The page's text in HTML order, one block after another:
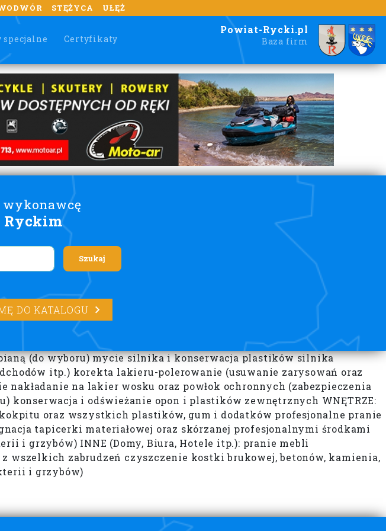
STĘŻYCA UŁĘŻ
specjalne Certyfikaty
Powiat-Rycki.pl
Baza firm
Ryckim
DO KATALOGU
(do wyboru) mycie silnika i konserwacja plastików silnika
itp.) korekta lakieru-polerowanie (usuwanie zarysowań oraz
na lakier wosku oraz powłok ochronnych (zabezpieczenia
i odświeżanie opon i plastików zewnętrznych WNĘTRZE:
oraz wszystkich plastików, gum i dodatków profesjonalne pranie
tapicerki materiałowej oraz skórzanej profesjonalnymi środkami
i grzybów) INNE (Domy, Biura, Hotele itp.): pranie mebli
zabrudzeń czyszczenie kostki brukowej, betonów, kamienia,
i grzybów)